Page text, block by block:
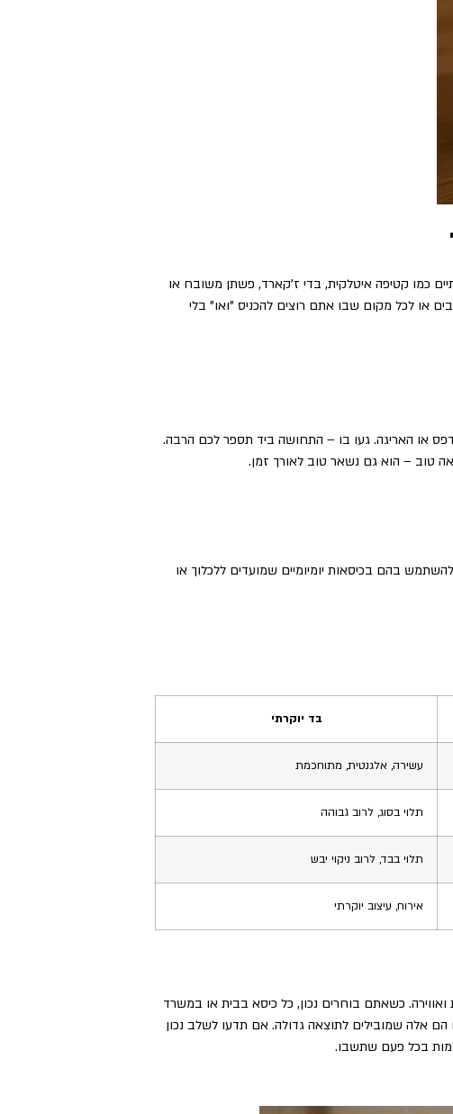
כמו קטיפה איטלקית, בדי ז'קארד, פשתן משובח או
או לכל מקום שבו אתם רוצים להכניס "ואו" בלי
או האריגה. געו בו – התחושה ביד תספר לכם הרבה.
טוב – הוא גם נשאר טוב לאורך זמן.
בהם בכיסאות יומיומיים שמועדים ללכלוך או
בד יוקרתי
עשירה, אלגנטית, מתוחכמת
תלוי בסוג, לרוב גבוהה
תלוי בבד, לרוב ניקוי יבש
אירוח, עיצוב יוקרתי
ואווירה. כשאתם בוחרים נכון, כל כיסא בבית או במשרד
אלה שמובילים לתוצאה גדולה. אם תדעו לשלב נכון
בכל פעם שתשבו.